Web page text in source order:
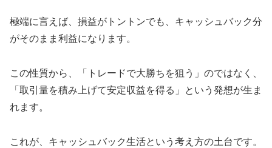
極端に言えば、損益がトントンでも、キャッシュバック分
がそのまま利益になります。
この性質から、「トレードで大勝ちを狙う」のではなく、
「取引量を積み上げて安定収益を得る」という発想が生ま
れます。
これが、キャッシュバック生活という考え方の土台です。